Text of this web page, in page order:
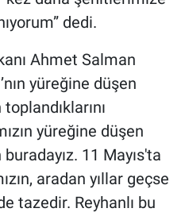
dedi.
Ahmet Salman
yüreğine düşen
yüreğine düşen
11 Mayıs'ta
aradan yıllar geçse
tazedir. Reyhanlı bu